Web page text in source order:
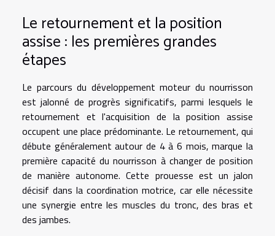
Le retournement et la position
assise : les premières grandes
étapes
Le parcours du développement moteur du nourrisson
est jalonné de progrès significatifs, parmi lesquels le
retournement et l'acquisition de la position assise
occupent une place prédominante. Le retournement, qui
débute généralement autour de 4 à 6 mois, marque la
première capacité du nourrisson à changer de position
de manière autonome. Cette prouesse est un jalon
décisif dans la coordination motrice, car elle nécessite
une synergie entre les muscles du tronc, des bras et
des jambes.